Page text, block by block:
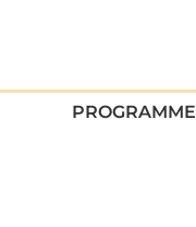
PROGRAMME